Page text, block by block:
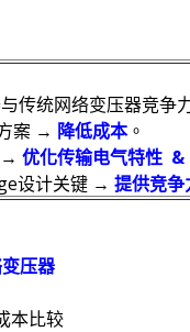
与传统网络变压器竞
案 → 降低成本。
→ 优化传输电气特性 &
设计关键 → 提供竞争
压器
本比较